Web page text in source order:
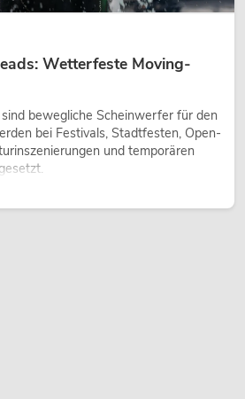
Wetterfeste Moving-
bewegliche Scheinwerfer für den
bei Festivals, Stadtfesten, Open-
und temporären